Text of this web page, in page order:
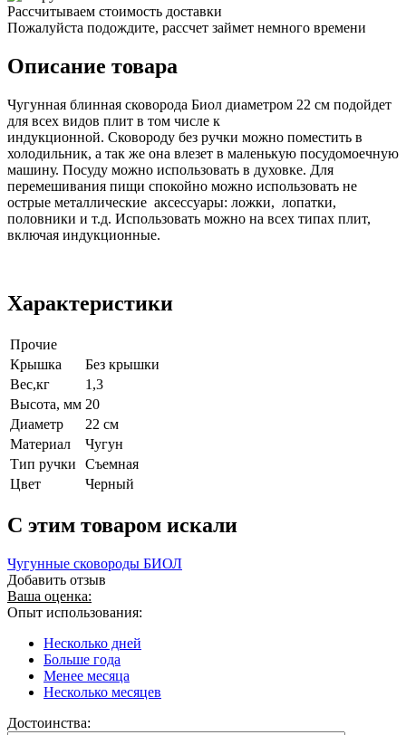
Рассчитываем стоимость доставки
Пожалуйста подождите, рассчет займет немного времени
Описание товара
Чугунная блинная сковорода Биол диаметром 22 см подойдет
для всех видов плит в том числе к
индукционной. Сковороду без ручки можно поместить в
холодильник, а так же она влезет в маленькую посудомоечную
машину. Посуду можно использовать в духовке. Для
перемешивания пищи спокойно можно использовать не
острые металлические аксессуары: ложки, лопатки,
половники и т.д. Использовать можно на всех типах плит,
включая индукционные.
Характеристики
Прочие
Крышка
Без крышки
Вес,кг
1,3
Высота, мм 20
Диаметр
22 см
Материал
Чугун
Тип ручки
Съемная
Цвет
Черный
C этим товаром искали
Чугунные сковороды БИОЛ
Добавить отзыв
Ваша оценка:
Опыт использования:
Несколько дней
Больше года
Менее месяца
Несколько месяцев
Достоинства: